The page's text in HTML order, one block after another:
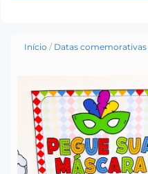
Início / Datas comemorativas